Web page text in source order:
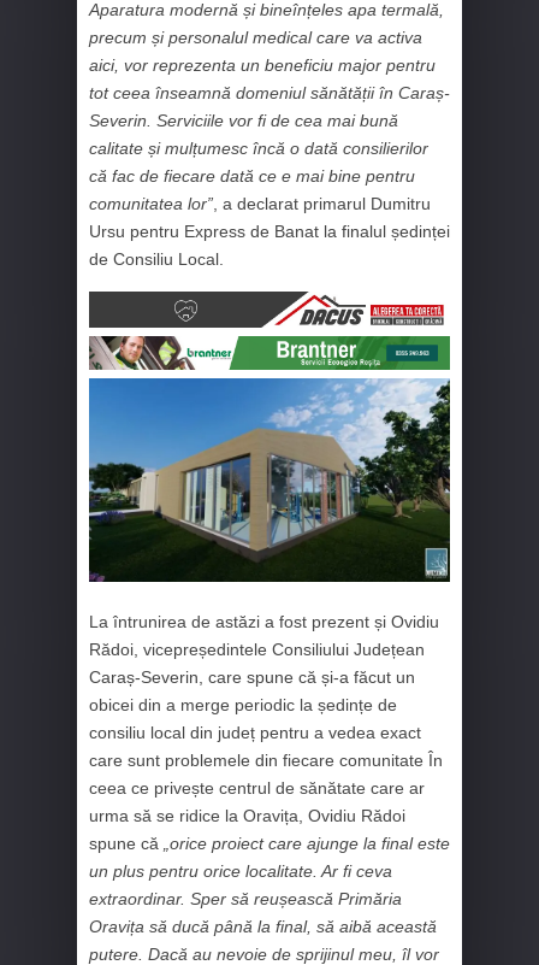
Aparatura modernă și bineînțeles apa termală,
precum și personalul medical care va activa
aici, vor reprezenta un beneficiu major pentru
tot ceea înseamnă domeniul sănătății în Caraș-
Severin. Serviciile vor fi de cea mai bună
calitate și mulțumesc încă o dată consilierilor
că fac de fiecare dată ce e mai bine pentru
comunitatea lor” , a declarat primarul Dumitru
Ursu pentru Express de Banat la finalul ședinței
de Consiliu Local.
La întrunirea de astăzi a fost prezent și Ovidiu
Rădoi, vicepreședintele Consiliului Județean
Caraș-Severin, care spune că și-a făcut un
obicei din a merge periodic la ședințe de
consiliu local din județ pentru a vedea exact
care sunt problemele din fiecare comunitate În
ceea ce privește centrul de sănătate care ar
urma să se ridice la Oravița, Ovidiu Rădoi
spune că
„orice proiect care ajunge la final este
un plus pentru orice localitate. Ar fi ceva
extraordinar. Sper să reușească Primăria
Oravița să ducă până la final, să aibă această
putere. Dacă au nevoie de sprijinul meu, îl vor